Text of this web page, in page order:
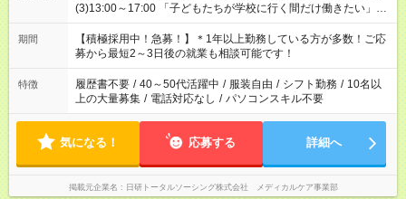
(3)13:00～17:00 「子どもたちが学校に行く間だけ働きたい」
「余裕を持って夕飯の準備がしたい」 「午前中は働いて、午後
はプライベートの時間にしたい」 など、ご希望を教えてくださ
いね。 ※Wワーク希望の方へ 今ご覧のお仕事で希望する勤務時
間と、もう1つのお仕事の勤務時間。 合計で週40時間を超える
場合は応募できません。
期間
【積極採用中！急募！】＊1年以上勤務している方が多数！ご応
募から最短2～3日後の就業も相談可能です！
特徴 履歴書不要 / 40～50代活躍中 / 服装自由 / シフト勤務 / 10名以
上の大量募集 / 電話対応なし / パソコンスキル不要
気になる！ 応募する 詳細へ
掲載元企業名 日研トータルソーシング株式会社 メディカルケア事業部